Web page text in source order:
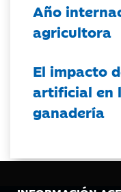
Año
agricultora
El impacto
artificial en
ganadería